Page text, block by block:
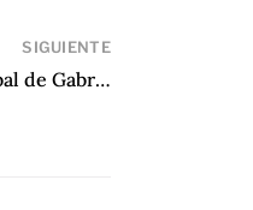
SIGUIENTE
Cristóbal de Gabriel Núñez del Prado